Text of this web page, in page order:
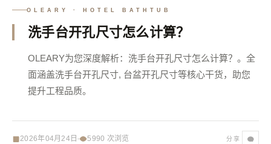
OLEARY · HOTEL BATHTUB
洗手台开孔尺寸怎么计算？
OLEARY为您深度解析：洗手台开孔尺寸怎么计算？。全
面涵盖洗手台开孔尺寸, 台盆开孔尺寸等核心干货，助您
提升工程品质。
2026年04月24日 5990 次浏览 分享